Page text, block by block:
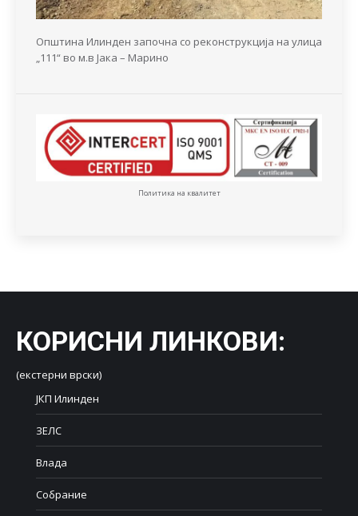
Општина Илинден започна со реконструкција на улица
„111“ во м.в Јака – Марино
Политика на квалитет
КОРИСНИ ЛИНКОВИ:
(екстерни врски)
ЈКП Илинден
ЗЕЛС
Влада
Собрание